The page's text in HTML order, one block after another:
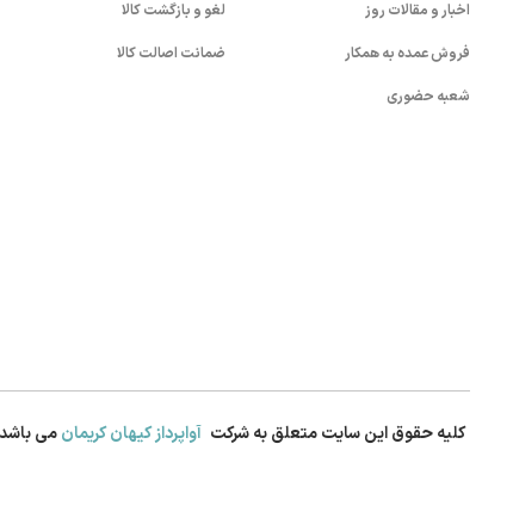
اخبار و مقالات روز
فروش عمده به همکار
شعبه حضوری
لغو و بازگشت کالا
ضمانت اصالت کالا
کلیه حقوق این سایت متعلق به شرکت آواپرداز کیهان کریمانمی